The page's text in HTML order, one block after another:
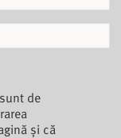
de
și că